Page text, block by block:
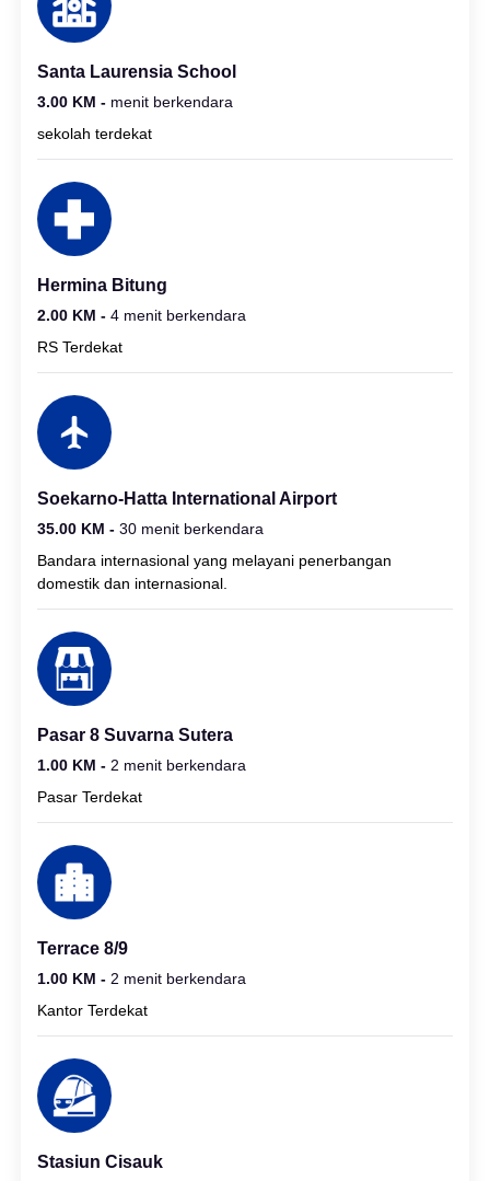
Santa Laurensia School
3.00 KM - menit berkendara
sekolah terdekat
Hermina Bitung
2.00 KM - 4 menit berkendara
RS Terdekat
Soekarno-Hatta International Airport
35.00 KM - 30 menit berkendara
Bandara internasional yang melayani penerbangan
domestik dan internasional.
Pasar 8 Suvarna Sutera
1.00 KM - 2 menit berkendara
Pasar Terdekat
Terrace 8/9
1.00 KM - 2 menit berkendara
Kantor Terdekat
Stasiun Cisauk